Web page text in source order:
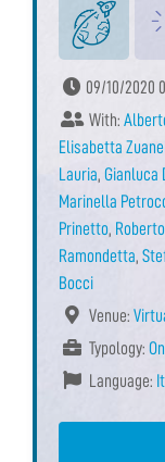
09/10/2020
With:
Elisabetta
Lauria, Gianluca
Marinella
Prinetto,
Ramondetta,
Bocci
Venue:
Typology:
Language: